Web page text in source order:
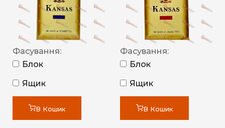
Фасування:
Блок
Ящик
В Кошик
Фасування:
Блок
Ящик
В Кошик